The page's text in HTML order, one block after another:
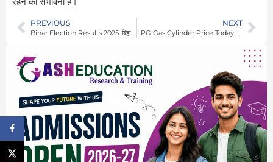
PREVIOUS
Bihar Election Results 2025: बिहार चुनाव में NDA की प्रचंड जीत, तेजस्वी यादव ने राघोपुर से बढ़त बनाए रखी
NEXT